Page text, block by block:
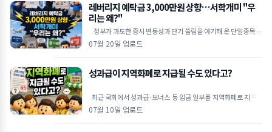
레버리지 예탁금 3,000만원 상향…서학개미 "우
리는 왜?"
버리지 상장지수펀드(ETF)에 대해 고강도 진입 장벽을
07월 20일 업로드
성과급이 지역화폐로 지급될 수도 있다고?
최근 국회에서 성과급·보너스 등 임금 일부를 지역화폐로 지급할
수 있도록 하는 내용의 근로기준법 개정안이 발의됐습니다. 물
07월 10일 업로드